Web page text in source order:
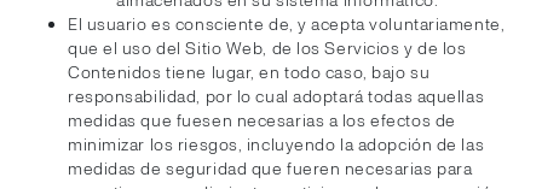
El usuario es consciente de, y acepta voluntariamente,
que el uso del Sitio Web, de los Servicios y de los
Contenidos tiene lugar, en todo caso, bajo su
responsabilidad, por lo cual adoptará todas aquellas
medidas que fuesen necesarias a los efectos de
minimizar los riesgos, incluyendo la adopción de las
medidas de seguridad que fueren necesarias para